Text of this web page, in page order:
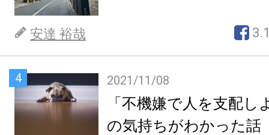
安達 裕哉
4 2021/11/08
「不機嫌で人を支配し
の気持ちがわかった話